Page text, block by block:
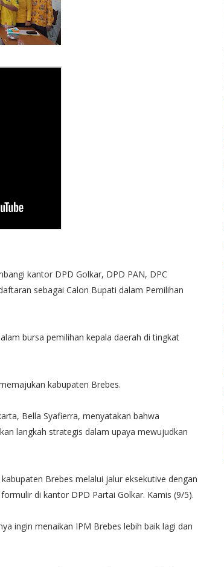
kantor DPD Golkar, DPD PAN, DPC
sebagai Calon Bupati dalam Pemilihan
bursa pemilihan kepala daerah di tingkat
kabupaten Brebes.
Bella Syafierra, menyatakan bahwa
langkah strategis dalam upaya mewujudkan
Brebes melalui jalur eksekutive dengan
di kantor DPD Partai Golkar. Kamis (9/5).
ingin menaikan IPM Brebes lebih baik lagi dan